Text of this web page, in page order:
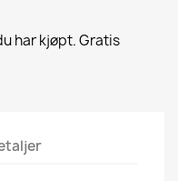
har kjøpt. Gratis